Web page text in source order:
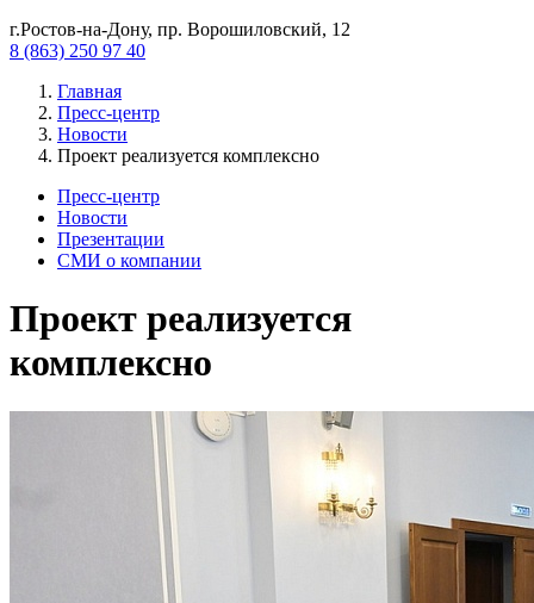
г.Ростов-на-Дону, пр. Ворошиловский, 12
8 (863) 250 97 40
Главная
Пресс-центр
Новости
Проект реализуется комплексно
Пресс-центр
Новости
Презентации
СМИ о компании
Проект реализуется
комплексно